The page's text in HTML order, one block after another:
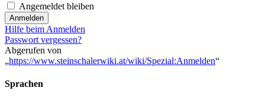
Angemeldet bleiben
Anmelden
Hilfe beim Anmelden
Passwort vergessen?
Abgerufen von
„https://www.steinschalerwiki.at/wiki/Spezial:Anmelden“
Sprachen